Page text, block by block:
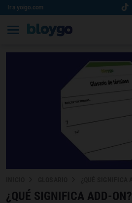
Ir a yoigo.com
¿QUÉ SIGNIFICA ADD-ON?